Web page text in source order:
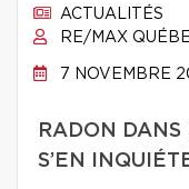
ACTUALITÉS
RE/MAX
7 NOVEMBRE
RADON DANS
S’EN